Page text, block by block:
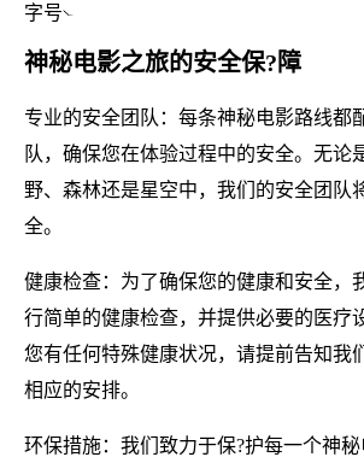
字号
神秘电影之旅的安全保?障
专业的安全团队：每条神秘电影路线都
队，确保您在体验过程中的安全。无论
野、森林还是星空中，我们的安全团队
全。
健康检查：为了确保您的健康和安全，
行简单的健康检查，并提供必要的医疗
您有任何特殊健康状况，请提前告知我
相应的安排。
环保措施：我们致力于保?护每一个神